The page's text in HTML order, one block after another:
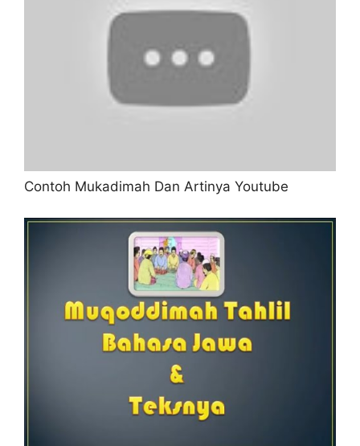
Contoh Mukadimah Dan Artinya Youtube